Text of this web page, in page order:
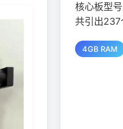
核心板型
共引出237
4GB RAM